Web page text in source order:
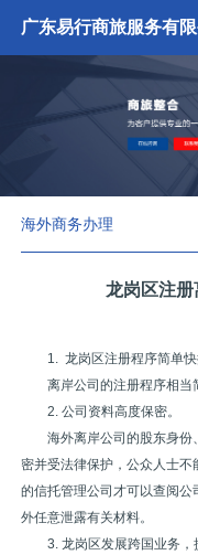
广东易行商旅服务有限
海外商务办理
龙岗区注
1. 龙岗区注册程序简单快
离岸公司的注册程序相当
2. 公司资料高度保密。
海外离岸公司的股东身
密并受法律保护，公众人士
的信托管理公司才可以查阅
外任意泄露有关材料。
3. 龙岗区发展跨国业务，